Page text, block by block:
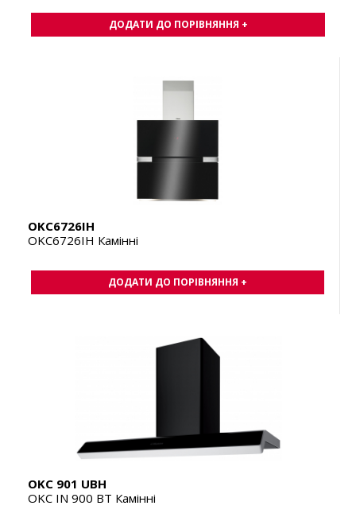
ДОДАТИ ДО ПОРІВНЯННЯ +
OKC6726IH
OKC6726IH Камінні
ДОДАТИ ДО ПОРІВНЯННЯ +
OKC 901 UBH
OKC IN 900 BT Камінні